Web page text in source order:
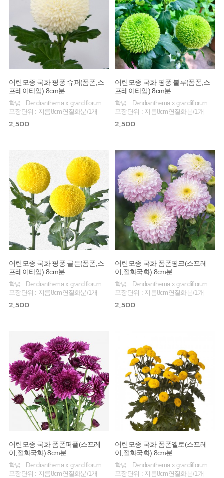
어린모종 국화 핑퐁 슈퍼(폼폰,스
프레이타입) 8cm분
학명 : Dendranthema x grandiflorum
포장단위 : 지름8cm연질화분/1개
2,500
어린모종 국화 핑퐁 볼루(폼폰,스
프레이타입) 8cm분
학명 : Dendranthema x grandiflorum
포장단위 : 지름8cm연질화분/1개
2,500
어린모종 국화 핑퐁 골든(폼폰,스
프레이타입) 8cm분
학명 : Dendranthema x grandiflorum
포장단위 : 지름8cm연질화분/1개
2,500
어린모종 국화 폼폰핑크(스프레
이,절화국화) 8cm분
학명 : Dendranthema x grandiflorum
포장단위 : 지름8cm연질화분/1개
2,500
어린모종 국화 폼폰퍼플(스프레
이,절화국화) 8cm분
학명 : Dendranthema x grandiflorum
포장단위 : 지름8cm연질화분/1개
어린모종 국화 폼폰옐로(스프레
이,절화국화) 8cm분
학명 : Dendranthema x grandiflorum
포장단위 : 지름8cm연질화분/1개